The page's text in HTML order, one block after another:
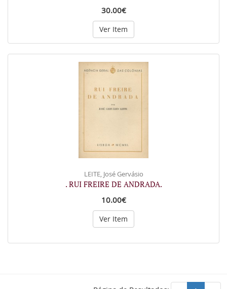
30.00€
Ver Item
LEITE, José Gervásio
. RUI FREIRE DE ANDRADA.
10.00€
Ver Item